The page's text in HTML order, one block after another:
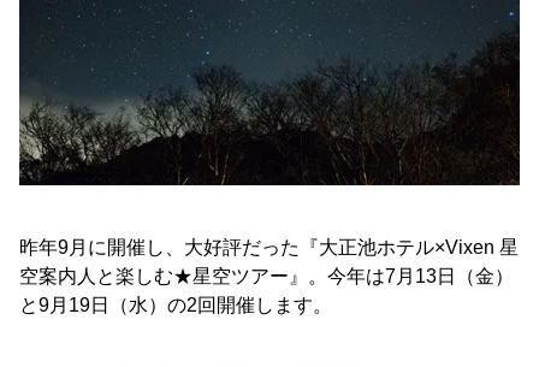
昨年9月に開催し、大好評だった『大正池ホテル×Vixen 星
空案内人と楽しむ★星空ツアー』。今年は7月13日（金）
と9月19日（水）の2回開催します。